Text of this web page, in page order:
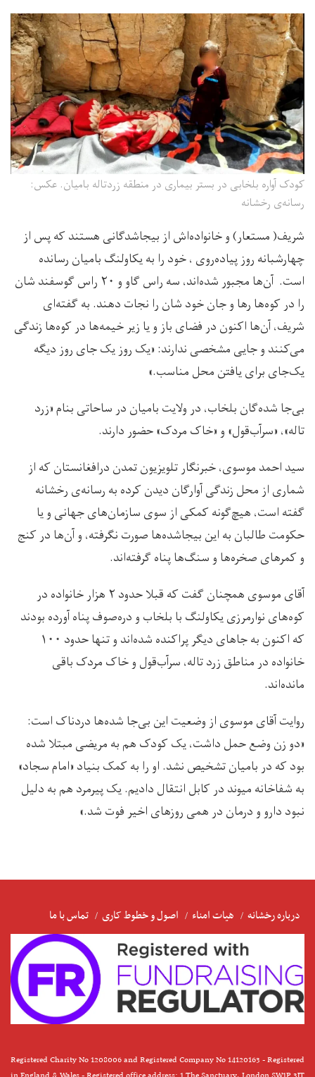
کودک آواره بلخابی در بستر بیماری در منطقه زردتاله بامیان. عکس:
رسانه‌ی رخشانه
شریف( مستعار) و خانواده‌اش از بیجاشدگانی هستند که پس از
چهارشبانه روز پیاده‌روی ، خود را به یکاولنگ بامیان رسانده
است. آن‌ها مجبور شده‌اند، سه راس گاو و ۲۰ راس گوسفند شان
را در کوه‌ها رها و جان خود شان را نجات دهند. به گفته‌ای
شریف، آن‌ها اکنون در فضای باز و یا زیر خیمه‌ها در کوه‌ها زندگی
می‌کنند و جایی مشخصی ندارند: «یک روز یک جای روز دیگه
یک‌جای برای یافتن محل مناسب.»
بی‌جا شده‌گان بلخاب، در ولایت بامیان در ساحاتی بنام «زرد
تاله»، «سرآب‌قول» و «خاک مردک» حضور دارند.
سید احمد موسوی، خبرنگار تلویزیون تمدن درافغانستان که از
شماری از محل زندگی آوارگان دیدن کرده به رسانه‌ی رخشانه
گفته است، هیچ‌گونه کمکی از سوی سازمان‌های جهانی و یا
حکومت طالبان به این بیجاشده‌ها صورت نگرفته، و آن‌ها در کنج
و کمرهای صخره‌ها و سنگ‌ها پناه گرفته‌اند.
آقای موسوی همچنان گفت که قبلا حدود ۲ هزار خانواده در
کوه‌های نوارمرزی یکاولنگ با بلخاب و دره‌صوف پناه آورده بودند
که اکنون به جاهای دیگر پراکنده شده‌اند و تنها حدود ۱۰۰
خانواده در مناطق زرد تاله، سرآب‌قول و خاک مردک باقی
مانده‌اند.
روایت آقای موسوی از وضعیت این بی‌جا شده‌ها دردناک است:
«دو زن وضع حمل داشت، یک کودک هم به مریضی مبتلا شده
بود که در بامیان تشخیص نشد. او را به کمک بنیاد «امام سجاد»
به شفاخانه میوند در کابل انتقال دادیم. یک پیرمرد هم به دلیل
نبود دارو و درمان در همی روزهای اخیر فوت شد.»
درباره رخشانه هیات امناء اصول و خطوط کاری تماس با ما
Registered Charity No 1208006 and Registered Company No 14120163 - Registered